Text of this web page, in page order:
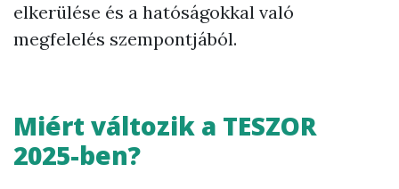
elkerülése és a hatóságokkal való
megfelelés szempontjából.
Miért változik a TESZOR
2025-ben?